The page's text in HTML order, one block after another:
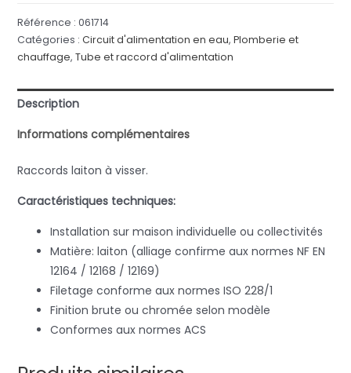
Référence : 061714
Catégories : Circuit d'alimentation en eau, Plomberie et
chauffage, Tube et raccord d'alimentation
Description
Informations complémentaires
Raccords laiton à visser.
Caractéristiques techniques:
Installation sur maison individuelle ou collectivités
Matière: laiton (alliage confirme aux normes NF EN
12164 / 12168 / 12169)
Filetage conforme aux normes ISO 228/1
Finition brute ou chromée selon modèle
Conformes aux normes ACS